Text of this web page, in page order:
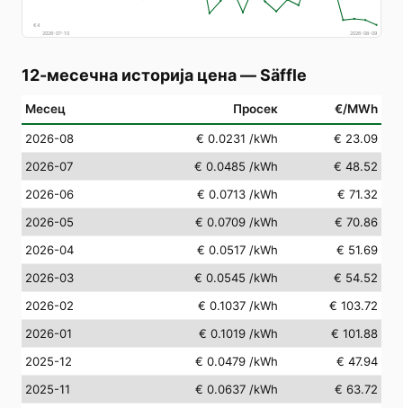
€4
2026-07-10
2026-08-09
12-месечна историја цена—Säffle
Месец Просек €/MWh
2026-08 € 0.0231 /kWh
€ 23.09
2026-07
€ 0.0485 /kWh
€ 48.52
2026-06
€ 0.0713 /kWh
€ 71.32
2026-05
€ 0.0709 /kWh
€ 70.86
2026-04
€ 0.0517 /kWh
€ 51.69
2026-03
€ 0.0545 /kWh
€ 54.52
2026-02
€ 0.1037 /kWh
€ 103.72
2026-01
€ 0.1019 /kWh
€ 101.88
2025-12
€ 0.0479 /kWh
€ 47.94
2025-11
€ 0.0637 /kWh
€ 63.72